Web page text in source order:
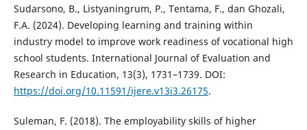
Sudarsono, B., Listyaningrum, P., Tentama, F., dan Ghozali,
F.A. (2024). Developing learning and training within
industry model to improve work readiness of vocational high
school students. International Journal of Evaluation and
Research in Education, 13(3), 1731–1739. DOI:
https://doi.org/10.11591/ijere.v13i3.26175.
Suleman, F. (2018). The employability skills of higher